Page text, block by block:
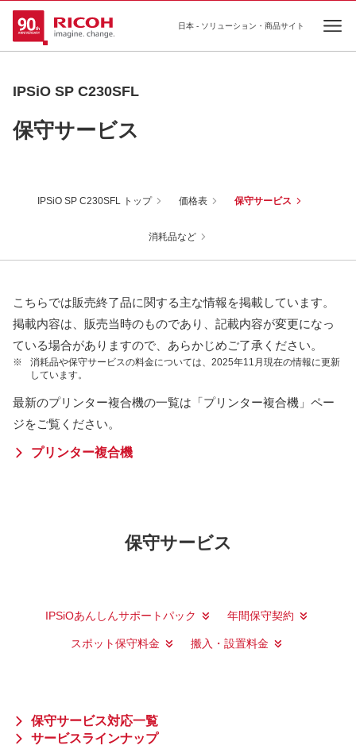
日本 - ソリューション・商品サイト
IPSiO SP C230SFL
保守サービス
IPSiO SP C230SFL トップ 価格表 保守サービス
消耗品など
こちらでは販売終了品に関する主な情報を掲載しています。
掲載内容は、販売当時のものであり、記載内容が変更になっ
ている場合がありますので、あらかじめご了承ください。
※
消耗品や保守サービスの料金については、2025年11月現在の情報に更新
しています。
最新のプリンター複合機の一覧は「プリンター複合機」ペー
ジをご覧ください。
プリンター複合機
保守サービス
IPSiOあんしんサポートパック 年間保守契約
スポット保守料金 搬入・設置料金
保守サービス対応一覧
サービスラインナップ